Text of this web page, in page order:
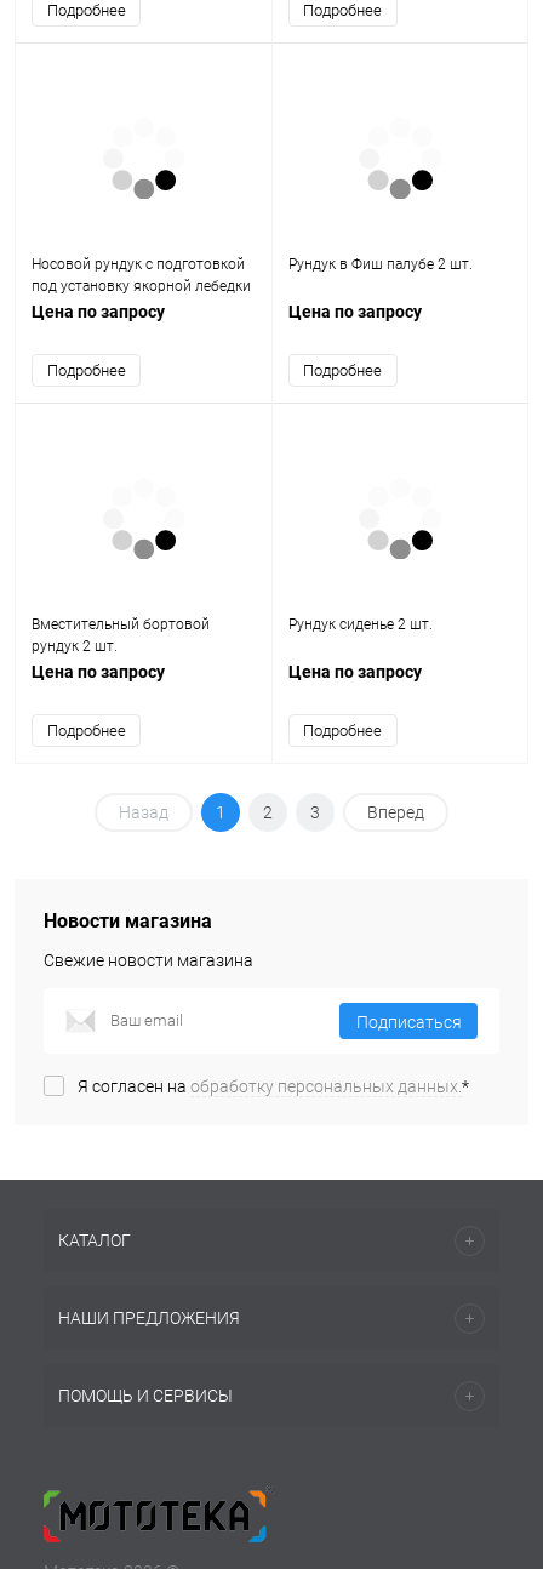
Подробнее Подробнее
Носовой рундук с подготовкой
под установку якорной лебедки
Цена по запросу
Подробнее
Рундук в Фиш палубе 2 шт.
Цена по запросу
Подробнее
Вместительный бортовой
рундук 2 шт.
Цена по запросу
Подробнее
Рундук сиденье 2 шт.
Цена по запросу
Подробнее
Назад 1 2 3 Вперед
Новости магазина
Свежие новости магазина
Подписаться
Я согласен на обработку персональных данных.*
КАТАЛОГ
НАШИ ПРЕДЛОЖЕНИЯ
ПОМОЩЬ И СЕРВИСЫ